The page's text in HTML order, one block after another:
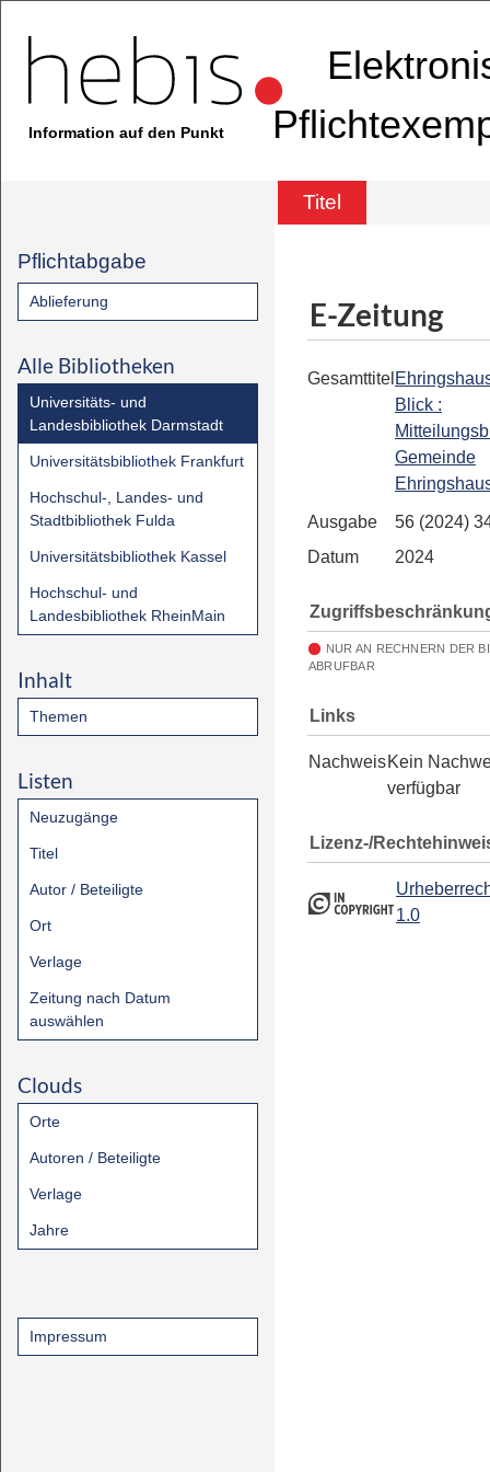
Information auf den Punkt
Titel
Pflichtabgabe
Ablieferung
Alle Bibliotheken
Universitäts- und
Landesbibliothek Darmstadt
Universitätsbibliothek Frankfurt
Hochschul-, Landes- und
Stadtbibliothek Fulda
Universitätsbibliothek Kassel
Hochschul- und
Landesbibliothek RheinMain
Inhalt
Themen
Listen
Neuzugänge
Titel
Autor / Beteiligte
Ort
Verlage
Zeitung nach Datum
auswählen
Clouds
Orte
Autoren / Beteiligte
Verlage
Jahre
Impressum
E-Zeitung
Gesamttitel
Blick :
Gemeinde
Ausgabe
56 (2024)
Datum
2024
NUR AN RECHNERN DER
ABRUFBAR
Links
NachweisKein
verfügbar
Lizenz-/
1.0